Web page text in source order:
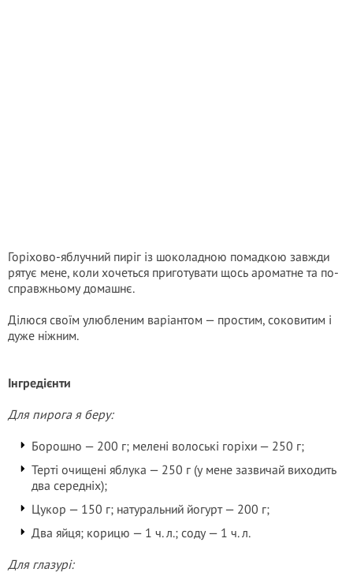
Горіхово-яблучний пиріг із шоколадною помадкою завжди
рятує мене, коли хочеться приготувати щось ароматне та по-
справжньому домашнє.
Ділюся своїм улюбленим варіантом — простим, соковитим і
дуже ніжним.
Інгредієнти
Для пирога я беру:
Борошно — 200 г; мелені волоські горіхи — 250 г;
Терті очищені яблука — 250 г (у мене зазвичай виходить
два середніх);
Цукор — 150 г; натуральний йогурт — 200 г;
Два яйця; корицю — 1 ч. л.; соду — 1 ч. л.
Для глазурі: